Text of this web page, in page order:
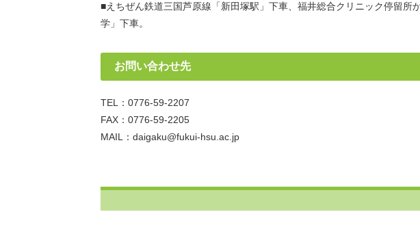
■えちぜん鉄道三国芦原線「新田塚駅」下車、福井総合クリニック停留所
学」下車。
お問い合わせ先
TEL：0776-59-2207
FAX：0776-59-2205
MAIL：daigaku@fukui-hsu.ac.jp